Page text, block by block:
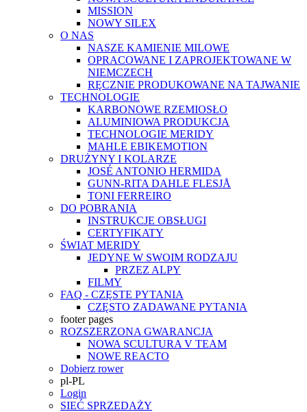
MISSION
NOWY SILEX
O NAS
NASZE KAMIENIE MILOWE
OPRACOWANE I ZAPROJEKTOWANE W
NIEMCZECH
RĘCZNIE PRODUKOWANE NA TAJWANIE
TECHNOLOGIE
KARBONOWE RZEMIOSŁO
ALUMINIOWA PRODUKCJA
TECHNOLOGIE MERIDY
MAHLE EBIKEMOTION
DRUŻYNY I KOLARZE
JOSÉ ANTONIO HERMIDA
GUNN-RITA DAHLE FLESJÅ
TONI FERREIRO
DO POBRANIA
INSTRUKCJE OBSŁUGI
CERTYFIKATY
ŚWIAT MERIDY
JEDYNE W SWOIM RODZAJU
PRZEZ ALPY
FILMY
FAQ - CZĘSTE PYTANIA
CZĘSTO ZADAWANE PYTANIA
footer pages
ROZSZERZONA GWARANCJA
NOWA SCULTURA V TEAM
NOWE REACTO
Dobierz rower
pl-PL
Login
SIEĆ SPRZEDAŻY